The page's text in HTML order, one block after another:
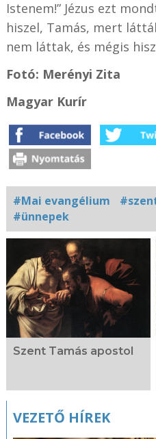
Istenem!” Jézus ezt
hiszel, Tamás, mert
nem láttak, és mégis
Fotó: Merényi Zita
Magyar Kurír
#Mai evangélium
#ünnepek
Kapcsolódó
fotógaléria
Szent Tamás apostol
VEZETŐ HÍREK